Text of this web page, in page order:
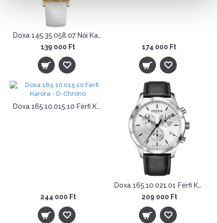
Doxa 145.35.058.07 Női Karóra - D-Trendy
139 000 Ft
174 000 Ft
Doxa 165.10.015.10 Férfi Karóra - D-Chrono
244 000 Ft
Doxa 165.10.021.01 Férfi Karóra - D-Chrono
209 000 Ft